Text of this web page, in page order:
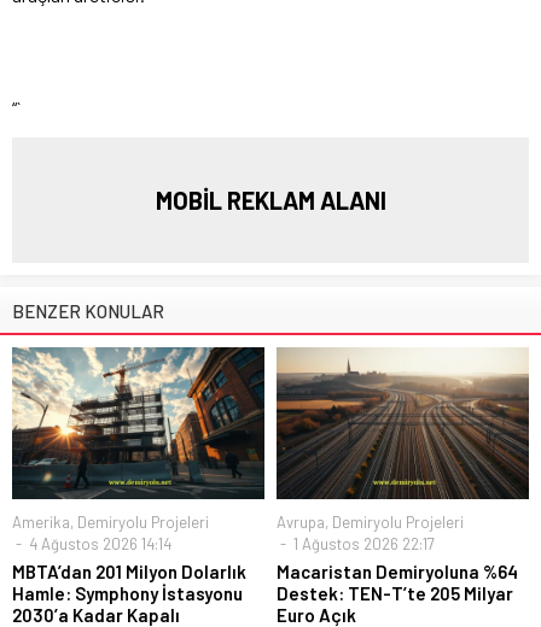
“`
MOBİL REKLAM ALANI
BENZER KONULAR
Amerika, Demiryolu Projeleri
4 Ağustos 2026 14:14
MBTA’dan 201 Milyon Dolarlık
Hamle: Symphony İstasyonu
2030’a Kadar Kapalı
Avrupa, Demiryolu Projeleri
1 Ağustos 2026 22:17
Macaristan Demiryoluna %64
Destek: TEN-T’te 205 Milyar
Euro Açık